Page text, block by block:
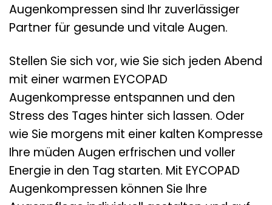
Augenkompressen sind Ihr zuverlässiger
Partner für gesunde und vitale Augen.
Stellen Sie sich vor, wie Sie sich jeden Abend
mit einer warmen EYCOPAD
Augenkompresse entspannen und den
Stress des Tages hinter sich lassen. Oder
wie Sie morgens mit einer kalten Kompresse
Ihre müden Augen erfrischen und voller
Energie in den Tag starten. Mit EYCOPAD
Augenkompressen können Sie Ihre